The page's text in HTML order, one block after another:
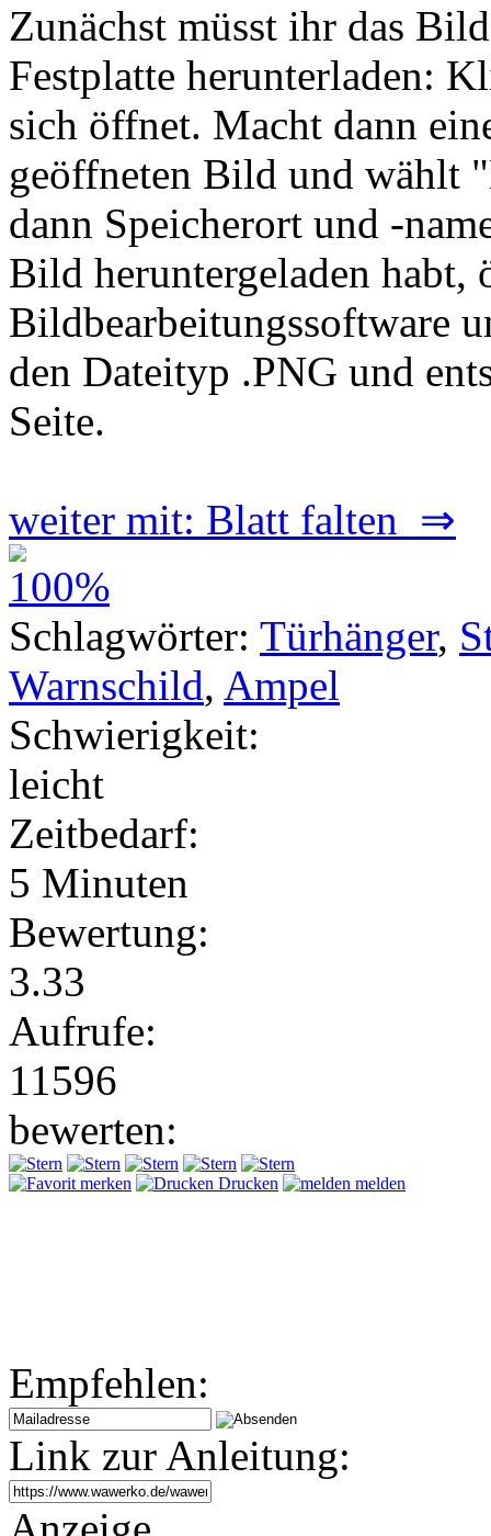
Zunächst müsst ihr das
Festplatte herunterladen:
sich öffnet. Macht dann
geöffneten Bild und wählt
dann Speicherort und -
Bild heruntergeladen habt,
Bildbearbeitungssoftware
den Dateityp .PNG und
Seite.
weiter mit: Blatt falten ⇒
Schlagwörter: Türhänger,
Warnschild, Ampel
Schwierigkeit:
leicht
Zeitbedarf:
5 Minuten
Bewertung:
3.33
Aufrufe:
11596
bewerten:
merken Drucken melden
Empfehlen:
Link zur Anleitung: